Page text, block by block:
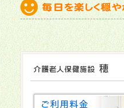
2025年11月11日
2025年10月27日
2025年10月22日